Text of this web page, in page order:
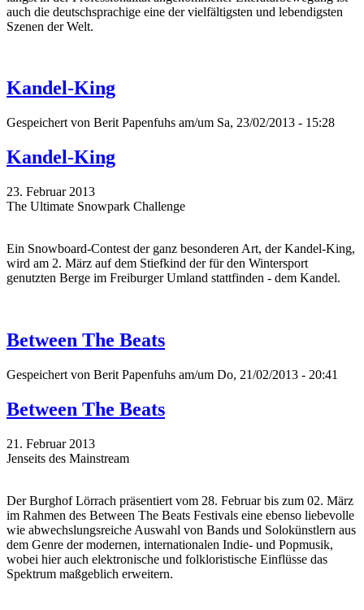
auch die deutschsprachige eine der vielfältigsten und lebendigsten
Szenen der Welt.
Kandel-King
Gespeichert von Berit Papenfuhs am/um Sa, 23/02/2013 - 15:28
Kandel-King
23. Februar 2013
The Ultimate Snowpark Challenge
Ein Snowboard-Contest der ganz besonderen Art, der Kandel-King,
wird am 2. März auf dem Stiefkind der für den Wintersport
genutzten Berge im Freiburger Umland stattfinden - dem Kandel.
Between The Beats
Gespeichert von Berit Papenfuhs am/um Do, 21/02/2013 - 20:41
Between The Beats
21. Februar 2013
Jenseits des Mainstream
Der Burghof Lörrach präsentiert vom 28. Februar bis zum 02. März
im Rahmen des Between The Beats Festivals eine ebenso liebevolle
wie abwechslungsreiche Auswahl von Bands und Solokünstlern aus
dem Genre der modernen, internationalen Indie- und Popmusik,
wobei hier auch elektronische und folkloristische Einflüsse das
Spektrum maßgeblich erweitern.